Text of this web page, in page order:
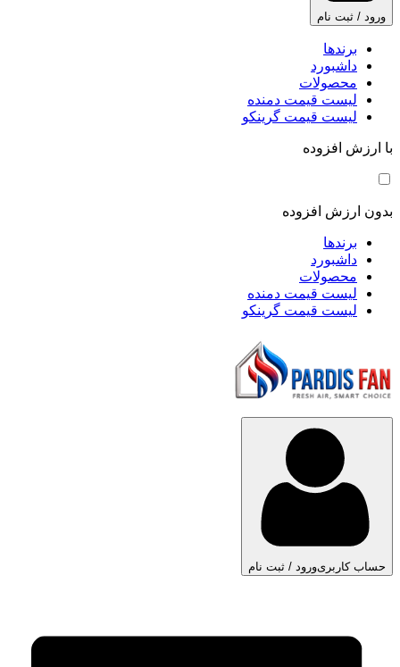
ورود / ثبت نام
برندها
داشبورد
محصولات
لیست قیمت دمنده
لیست قیمت گرینکو
با ارزش افزوده
بدون ارزش افزوده
برندها
داشبورد
محصولات
لیست قیمت دمنده
لیست قیمت گرینکو
حساب کاربریورود / ثبت نام